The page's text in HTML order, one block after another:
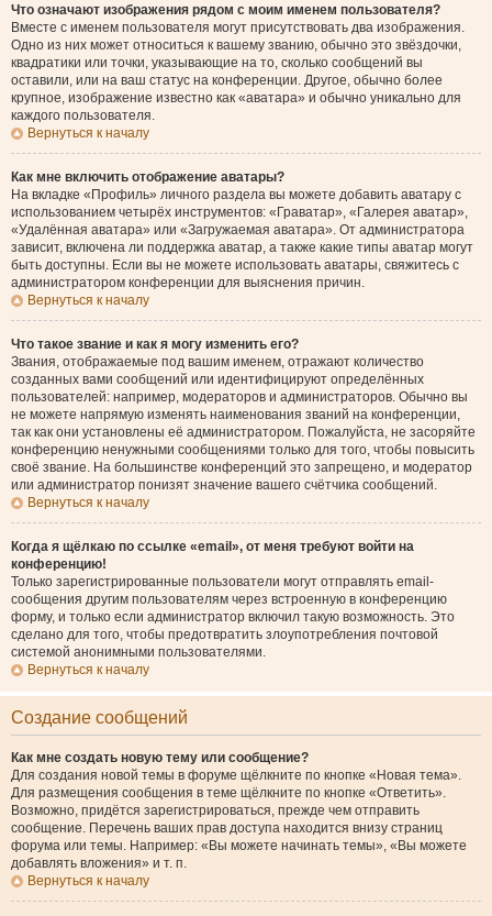
Что означают изображения рядом с моим именем пользователя?
Вместе с именем пользователя могут присутствовать два изображения.
Одно из них может относиться к вашему званию, обычно это звёздочки,
квадратики или точки, указывающие на то, сколько сообщений вы
оставили, или на ваш статус на конференции. Другое, обычно более
крупное, изображение известно как «аватара» и обычно уникально для
каждого пользователя.
Вернуться к началу
Как мне включить отображение аватары?
На вкладке «Профиль» личного раздела вы можете добавить аватару с
использованием четырёх инструментов: «Граватар», «Галерея аватар»,
«Удалённая аватара» или «Загружаемая аватара». От администратора
зависит, включена ли поддержка аватар, а также какие типы аватар могут
быть доступны. Если вы не можете использовать аватары, свяжитесь с
администратором конференции для выяснения причин.
Вернуться к началу
Что такое звание и как я могу изменить его?
Звания, отображаемые под вашим именем, отражают количество
созданных вами сообщений или идентифицируют определённых
пользователей: например, модераторов и администраторов. Обычно вы
не можете напрямую изменять наименования званий на конференции,
так как они установлены её администратором. Пожалуйста, не засоряйте
конференцию ненужными сообщениями только для того, чтобы повысить
своё звание. На большинстве конференций это запрещено, и модератор
или администратор понизят значение вашего счётчика сообщений.
Вернуться к началу
Когда я щёлкаю по ссылке «email», от меня требуют войти на
конференцию!
Только зарегистрированные пользователи могут отправлять email-
сообщения другим пользователям через встроенную в конференцию
форму, и только если администратор включил такую возможность. Это
сделано для того, чтобы предотвратить злоупотребления почтовой
системой анонимными пользователями.
Вернуться к началу
Создание сообщений
Как мне создать новую тему или сообщение?
Для создания новой темы в форуме щёлкните по кнопке «Новая тема».
Для размещения сообщения в теме щёлкните по кнопке «Ответить».
Возможно, придётся зарегистрироваться, прежде чем отправить
сообщение. Перечень ваших прав доступа находится внизу страниц
форума или темы. Например: «Вы можете начинать темы», «Вы можете
добавлять вложения» и т. п.
Вернуться к началу